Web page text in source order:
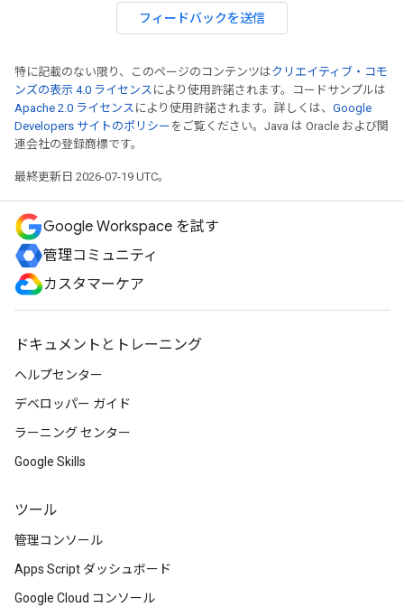
フィードバックを送信
特に記載のない限り、このページのコンテンツはクリエイティブ・コモ
ンズの表示 4.0 ライセンス により使用許諾されます。コードサンプルは
Apache 2.0 ライセンス により使用許諾されます。詳しくは、 Google
Developers サイトのポリシー をご覧ください。Java は Oracle および関
連会社の登録商標です。
最終更新日 2026-07-19 UTC。
Google Workspace を試す
管理コミュニティ
カスタマーケア
ドキュメントとトレーニング
ヘルプセンター
デベロッパー ガイド
ラーニング センター
Google Skills
ツール
管理コンソール
Apps Script ダッシュボード
Google Cloud コンソール